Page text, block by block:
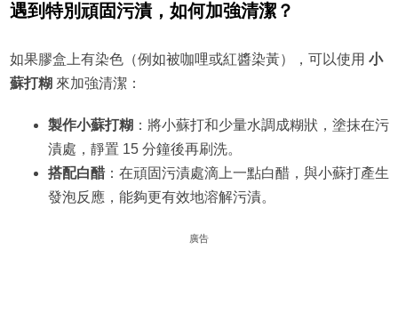
遇到特別頑固污漬，如何加強清潔？
如果膠盒上有染色（例如被咖哩或紅醬染黃），可以使用 小
蘇打糊 來加強清潔：
製作小蘇打糊 ：將小蘇打和少量水調成糊狀，塗抹在污
漬處，靜置 15 分鐘後再刷洗。
搭配白醋：在頑固污漬處滴上一點白醋，與小蘇打產生
發泡反應，能夠更有效地溶解污漬。
廣告